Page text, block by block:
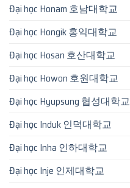
Đại học Honam 호남대학교
Đại học Hongik 홍익대학교
Đại học Hosan 호산대학교
Đại học Howon 호원대학교
Đại học Hyupsung 협성대학교
Đại học Induk 인덕대학교
Đại học Inha 인하대학교
Đại học Inje 인제대학교